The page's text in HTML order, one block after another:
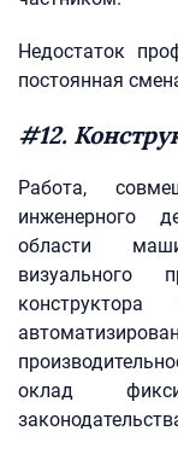
Недостаток
постоянная
#12.
Работа,
инженерного
области
визуального
оклад